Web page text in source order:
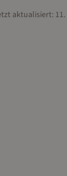
aktualisiert: